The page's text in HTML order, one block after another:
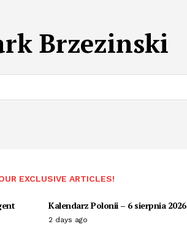
Brzezinski
EXCLUSIVE ARTICLES!
Kalendarz Polonii – 6 sierpnia 2026
2 days ago